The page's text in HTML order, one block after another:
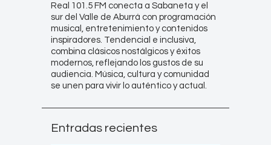
Real 101.5 FM conecta a Sabaneta y el
sur del Valle de Aburrá con programación
musical, entretenimiento y contenidos
inspiradores. Tendencial e inclusiva,
combina clásicos nostálgicos y éxitos
modernos, reflejando los gustos de su
audiencia. Música, cultura y comunidad
se unen para vivir lo auténtico y actual.
Entradas recientes